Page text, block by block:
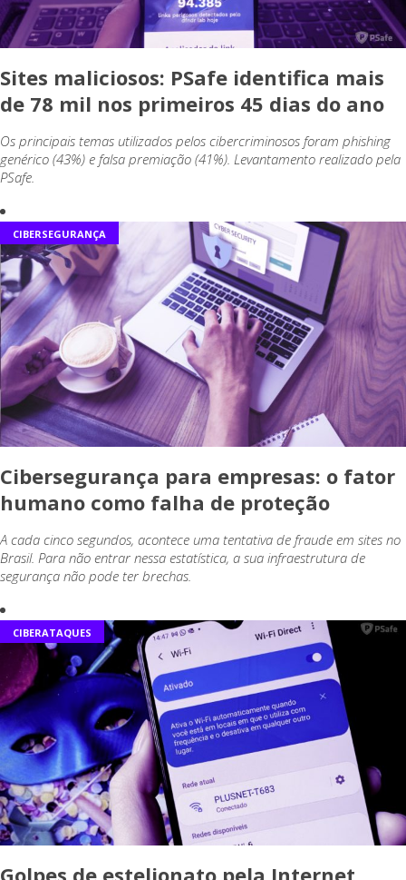
Sites maliciosos: PSafe identifica mais
de 78 mil nos primeiros 45 dias do ano
Os principais temas utilizados pelos cibercriminosos foram phishing
genérico (43%) e falsa premiação (41%). Levantamento realizado pela
PSafe.
CIBERSEGURANÇA
Cibersegurança para empresas: o fator
humano como falha de proteção
A cada cinco segundos, acontece uma tentativa de fraude em sites no
Brasil. Para não entrar nessa estatística, a sua infraestrutura de
segurança não pode ter brechas.
CIBERATAQUES
Golpes de estelionato pela Internet